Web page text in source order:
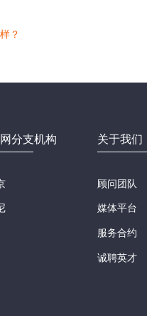
？
分支机构 关于我们
顾问团队
媒体平台
服务合约
诚聘英才